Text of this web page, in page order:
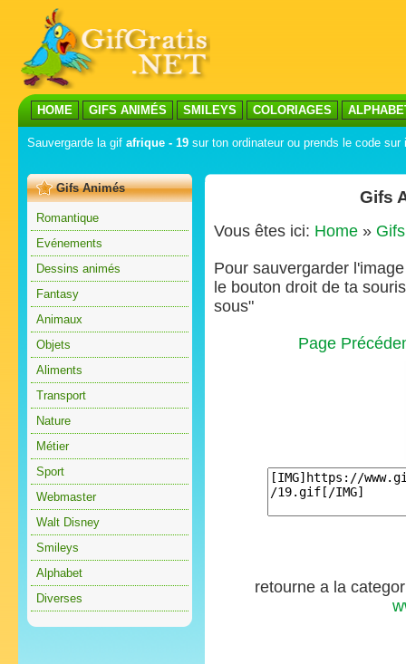
HOME GIFS ANIMÉS SMILEYS COLORIAGES
Sauvergarde la gif afrique - 19 sur ton ordinateur ou prends le code sur
Gifs Animés
Romantique
Evénements
Dessins animés
Fantasy
Animaux
Objets
Aliments
Transport
Nature
Métier
Sport
Webmaster
Walt Disney
Smileys
Alphabet
Diverses
Gifs
Vous êtes ici: Home »
Pour sauvergarder
le bouton droit de ta
sous"
Page
retourne a la